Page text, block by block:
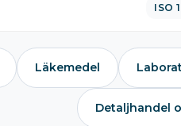
ISO
Läkemedel
Detaljhandel